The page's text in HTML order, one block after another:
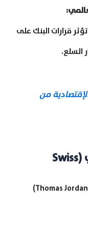
:
قرارات البنك على
السلع.
من
(Swiss